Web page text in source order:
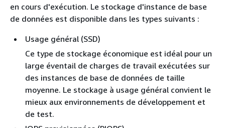
en cours d'exécution. Le stockage d'instance de base
de données est disponible dans les types suivants :
Usage général (SSD)
Ce type de stockage économique est idéal pour un
large éventail de charges de travail exécutées sur
des instances de base de données de taille
moyenne. Le stockage à usage général convient le
mieux aux environnements de développement et
de test.